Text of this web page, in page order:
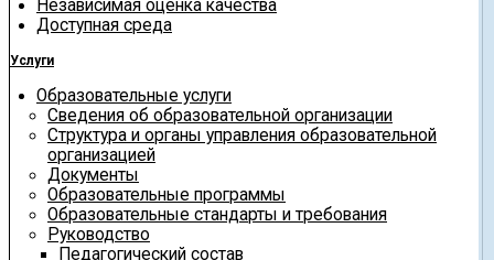
Независимая оценка качества
Доступная среда
Услуги
Образовательные услуги
Сведения об образовательной организации
Структура и органы управления образовательной
организацией
Документы
Образовательные программы
Образовательные стандарты и требования
Руководство
Педагогический состав